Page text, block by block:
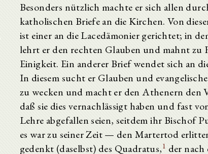
Besonders nützlich machte er sich allen
katholischen Briefe an die Kirchen. Von
ist einer an die Lacedämonier gerichtet; in
lehrt er den rechten Glauben und mahnt zu
Einigkeit. Ein anderer Brief wendet sich an
In diesem sucht er Glauben und
zu wecken und macht er den Athenern den
daß sie dies vernachlässigt haben und fast
Lehre abgefallen seien, seitdem ihr Bischof
es war zu seiner Zeit — den Martertod
gedenkt (daselbst) des Quadratus,1 der nach